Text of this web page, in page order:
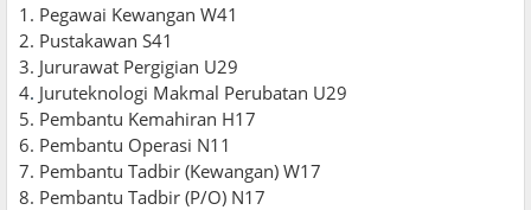
1. Pegawai Kewangan W41
2. Pustakawan S41
3. Jururawat Pergigian U29
4. Juruteknologi Makmal Perubatan U29
5. Pembantu Kemahiran H17
6. Pembantu Operasi N11
7. Pembantu Tadbir (Kewangan) W17
8. Pembantu Tadbir (P/O) N17